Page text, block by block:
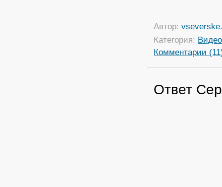
Автор:
Категория: Видео
Комментарии
Ответ